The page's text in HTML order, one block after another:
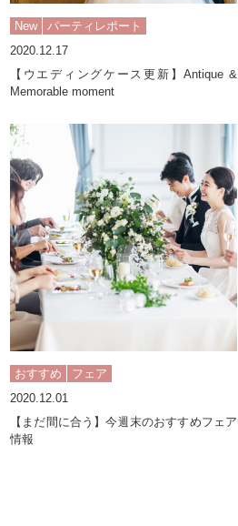
New
パーティレポート
2020.12.17
【ウエディングケース更新】Antique &
Memorable moment
おすすめ
フェア
2020.12.01
【まだ間に合う】今週末のおすすめフェア
情報